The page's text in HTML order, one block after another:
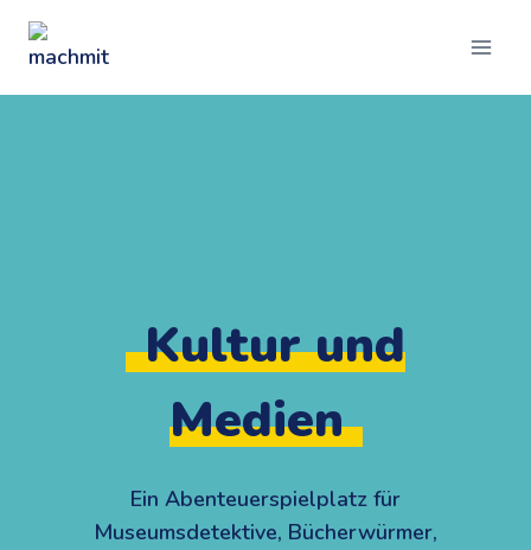
Zum
Inhalt
Kultur und
Medien
Ein Abenteuerspielplatz für
Museumsdetektive, Bücherwürmer,